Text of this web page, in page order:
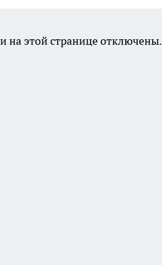
на этой странице отключены.